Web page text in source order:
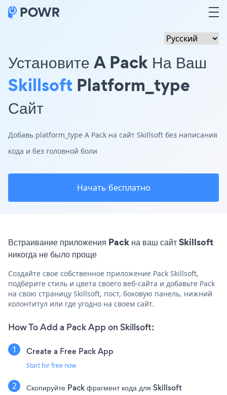
Установите A Pack На Ваш
Skillsoft Platform_type
Сайт
Добавь platform_type A Pack на сайт Skillsoft без написания
кода и без головной боли
Начать бесплатно
Встраивание приложения Pack на ваш сайт Skillsoft
никогда не было проще
Создайте свое собственное приложение Pack Skillsoft,
подберите стиль и цвета своего веб-сайта и добавьте Pack
на свою страницу Skillsoft, пост, боковую панель, нижний
колонтитул или где угодно на своем сайт.
How To Add a Pack App on Skillsoft:
Create a Free Pack App
Start for free now
Скопируйте Pack фрагмент кода для Skillsoft